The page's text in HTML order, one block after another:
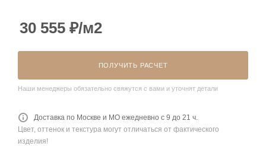
30 555 ₽/м2
ПОЛУЧИТЬ РАСЧЕТ
Наши менеджеры обязательно свяжутся с вами и уточнят детали
Доставка по Москве и МО ежедневно с 9 до 21 ч.
Цвет, оттенок и текстура могут отличаться от фактического
изделия!